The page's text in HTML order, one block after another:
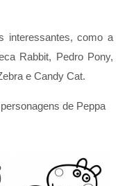
interessantes, como a
Rabbit, Pedro Pony,
e Candy Cat.
de Peppa